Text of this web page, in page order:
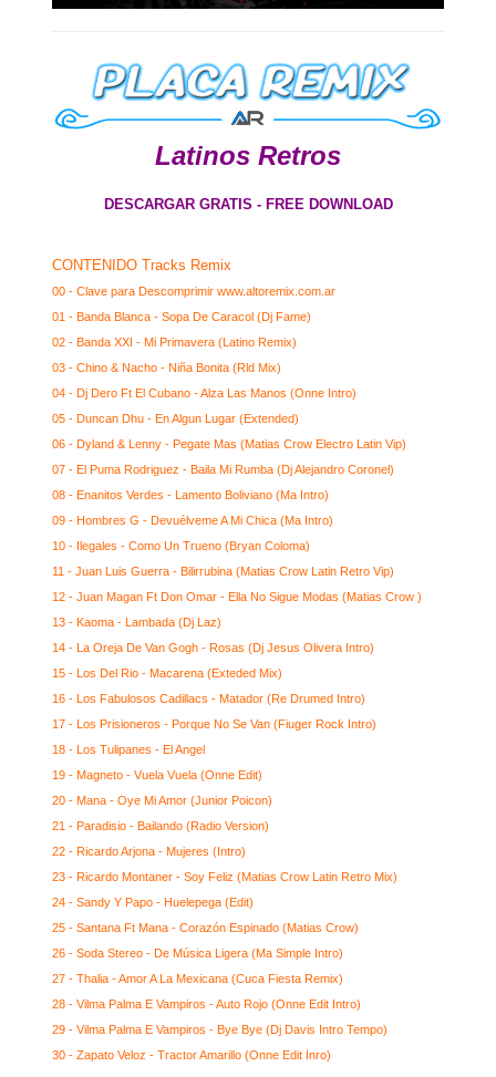
Latinos Retros
DESCARGAR GRATIS - FREE DOWNLOAD
CONTENIDO Tracks Remix
00 - Clave para Descomprimir www.altoremix.com.ar
01 - Banda Blanca - Sopa De Caracol (Dj Fame)
02 - Banda XXI - Mi Primavera (Latino Remix)
03 - Chino & Nacho - Niña Bonita (Rld Mix)
04 - Dj Dero Ft El Cubano - Alza Las Manos (Onne Intro)
05 - Duncan Dhu - En Algun Lugar (Extended)
06 - Dyland & Lenny - Pegate Mas (Matias Crow Electro Latin Vip)
07 - El Puma Rodriguez - Baila Mi Rumba (Dj Alejandro Coronel)
08 - Enanitos Verdes - Lamento Boliviano (Ma Intro)
09 - Hombres G - Devuélveme A Mi Chica (Ma Intro)
10 - Ilegales - Como Un Trueno (Bryan Coloma)
11 - Juan Luis Guerra - Bilirrubina (Matias Crow Latin Retro Vip)
12 - Juan Magan Ft Don Omar - Ella No Sigue Modas (Matias Crow )
13 - Kaoma - Lambada (Dj Laz)
14 - La Oreja De Van Gogh - Rosas (Dj Jesus Olivera Intro)
15 - Los Del Rio - Macarena (Exteded Mix)
16 - Los Fabulosos Cadillacs - Matador (Re Drumed Intro)
17 - Los Prisioneros - Porque No Se Van (Fiuger Rock Intro)
18 - Los Tulipanes - El Angel
19 - Magneto - Vuela Vuela (Onne Edit)
20 - Mana - Oye Mi Amor (Junior Poicon)
21 - Paradisio - Bailando (Radio Version)
22 - Ricardo Arjona - Mujeres (Intro)
23 - Ricardo Montaner - Soy Feliz (Matias Crow Latin Retro Mix)
24 - Sandy Y Papo - Huelepega (Edit)
25 - Santana Ft Mana - Corazón Espinado (Matias Crow)
26 - Soda Stereo - De Música Ligera (Ma Simple Intro)
27 - Thalia - Amor A La Mexicana (Cuca Fiesta Remix)
28 - Vilma Palma E Vampiros - Auto Rojo (Onne Edit Intro)
29 - Vilma Palma E Vampiros - Bye Bye (Dj Davis Intro Tempo)
30 - Zapato Veloz - Tractor Amarillo (Onne Edit Inro)